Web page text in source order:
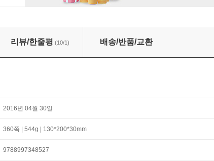
리뷰/한줄평 (10/1) 배송/반품/교환
2016년 04월 30일
360쪽 | 544g | 130*200*30mm
9788997348527